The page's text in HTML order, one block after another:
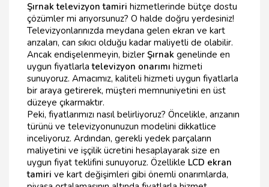
Şırnak televizyon tamiri hizmetlerinde bütçe dostu
çözümler mi arıyorsunuz? O halde doğru yerdesiniz!
Televizyonlarınızda meydana gelen ekran ve kart
arızaları, can sıkıcı olduğu kadar maliyetli de olabilir.
Ancak endişelenmeyin, bizler Şırnak genelinde en
uygun fiyatlarlatelevizyon onarımı hizmeti
sunuyoruz. Amacımız, kaliteli hizmeti uygun fiyatlarla
bir araya getirerek, müşteri memnuniyetini en üst
düzeye çıkarmaktır.
Peki, fiyatlarımızı nasıl belirliyoruz? Öncelikle, arızanın
türünü ve televizyonunuzun modelini dikkatlice
inceliyoruz. Ardından, gerekli yedek parçaların
maliyetini ve işçilik ücretini hesaplayarak size en
uygun fiyat teklifini sunuyoruz. Özellikle LCD ekran
tamiri ve kart değişimleri gibi önemli onarımlarda,